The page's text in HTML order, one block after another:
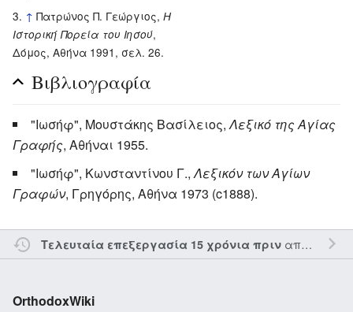
↑ Πατρώνος Π. Γεώργιος, Η
Ιστορική Πορεία του Ιησού,
Δόμος, Αθήνα 1991, σελ. 26.
Βιβλιογραφία
"Ιωσήφ", Μουστάκης Βασίλειος,Λεξικό της Αγίας
Γραφής, Αθήναι 1955.
"Ιωσήφ", Κωνσταντίνου Γ.,Λεξικόν των Αγίων
Γραφών, Γρηγόρης, Αθήνα 1973 (c1888).
Τελευταία επεξεργασία 15 χρόνια πριναπό τον την
OrthodoxWiki